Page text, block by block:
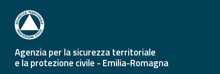
Agenzia per la sicurezza territoriale
e la protezione civile - Emilia-Romagna